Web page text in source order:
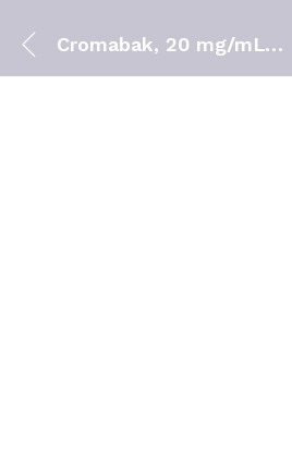
Cromabak, 20 mg/mL-10 mL x 1 sol col